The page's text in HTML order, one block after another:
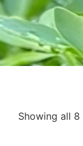
Showing all 8